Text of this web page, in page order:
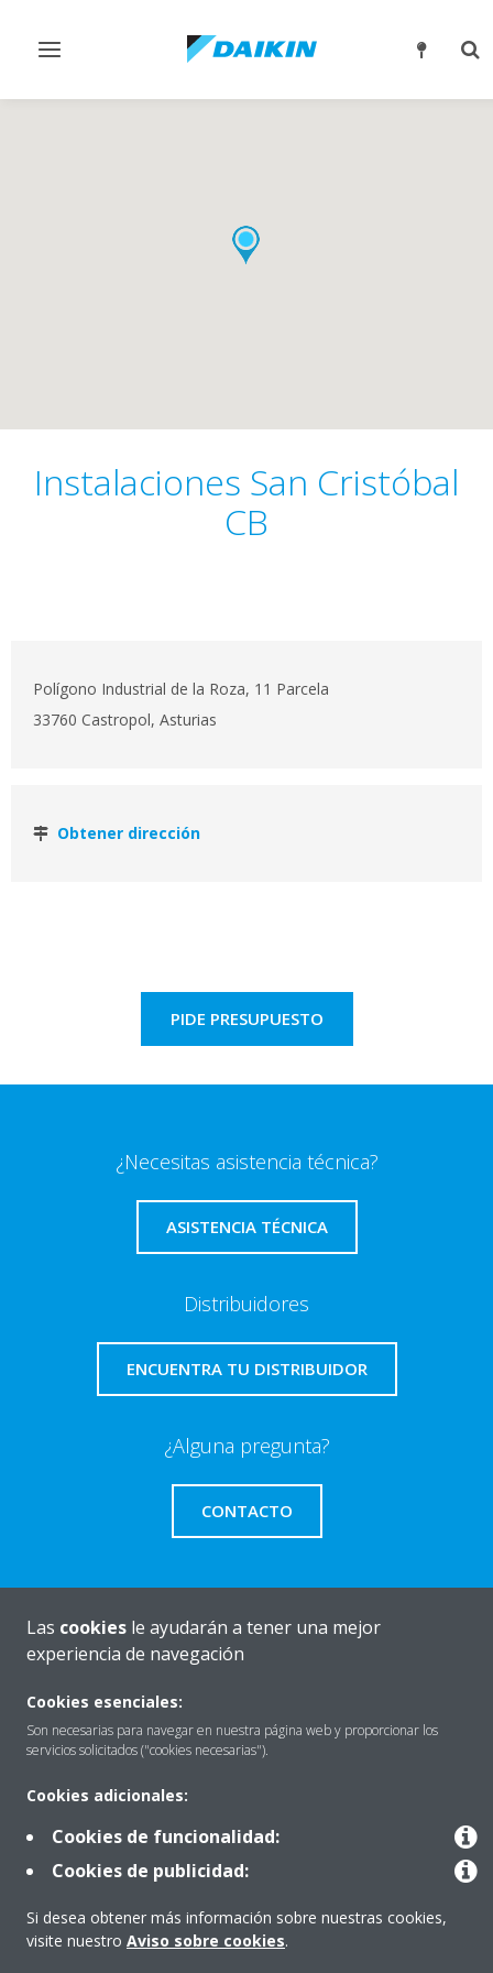
Alternar
Instalaciones San Cristóbal
CB
Polígono Industrial de la Roza, 11 Parcela
33760 Castropol, Asturias
Obtener dirección
PIDE PRESUPUESTO
¿Necesitas asistencia técnica?
ASISTENCIA TÉCNICA
Distribuidores
ENCUENTRA TU DISTRIBUIDOR
¿Alguna pregunta?
CONTACTO
Quiénes somos
Destacados
Contactar con Daikin
Las cookies le ayudarán a tener una mejor
experiencia de navegación
Cookies esenciales:
Son necesarias para navegar en nuestra página web y proporcionar los
servicios solicitados ("cookies necesarias").
Cookies adicionales:
Cookies de funcionalidad:
Cookies de publicidad:
Si desea obtener más información sobre nuestras cookies,
visite nuestro Aviso sobre cookies.